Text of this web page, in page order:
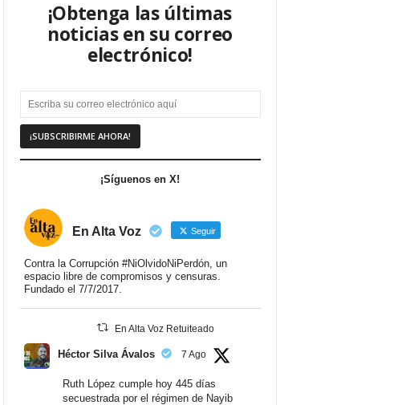
¡Obtenga las últimas
noticias en su correo
electrónico!
¡Síguenos en X!
En Alta Voz Seguir
Contra la Corrupción #NiOlvidoNiPerdón, un
espacio libre de compromisos y censuras.
Fundado el 7/7/2017.
En Alta Voz Retuiteado
Héctor Silva Ávalos 7 Ago
Ruth López cumple hoy 445 días
secuestrada por el régimen de Nayib